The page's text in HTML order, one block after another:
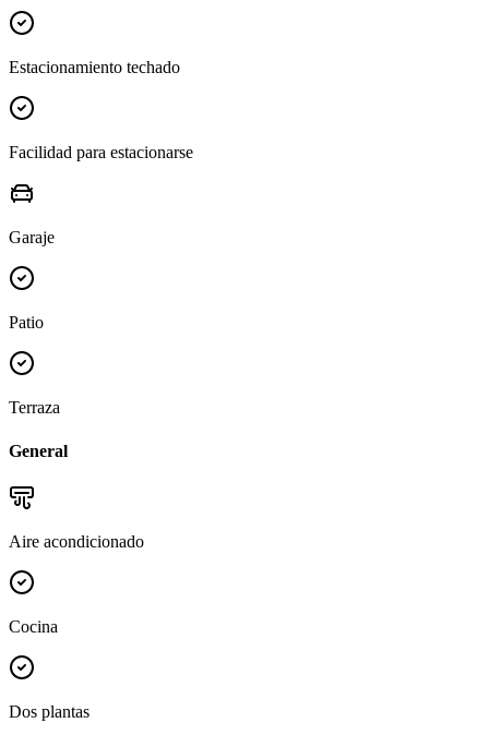
Estacionamiento techado
Facilidad para estacionarse
Garaje
Patio
Terraza
General
Aire acondicionado
Cocina
Dos plantas